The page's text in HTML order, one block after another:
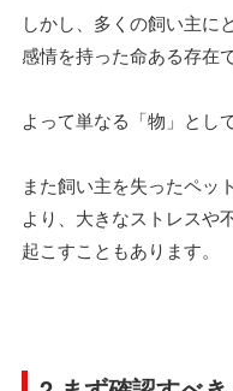
しかし、多くの飼い主に
感情を持った命ある存在で
よって単なる「物」とし
また飼い主を失ったペッ
より、大きなストレスや
起こすこともあります。